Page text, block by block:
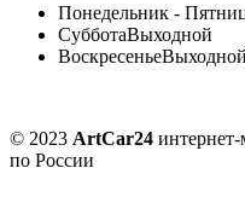
Понедельник -
СубботаВыходной
ВоскресеньеВыходной
© 2023 ArtCar24 интернет-
по России